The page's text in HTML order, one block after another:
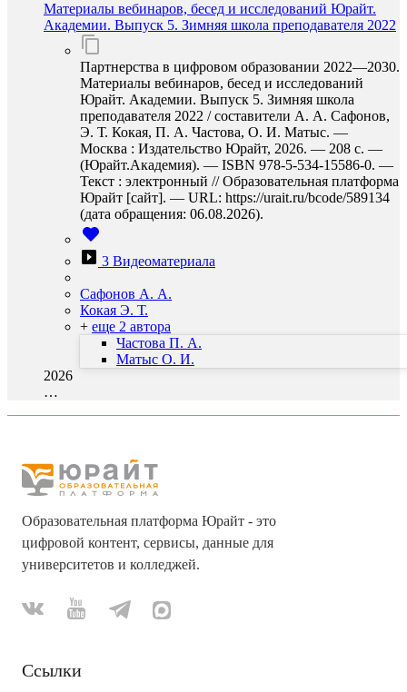
Материалы вебинаров, бесед и исследований Юрайт.
Академии. Выпуск 5. Зимняя школа преподавателя 2022
Партнерства в цифровом образовании 2022—2030.
Материалы вебинаров, бесед и исследований
Юрайт. Академии. Выпуск 5. Зимняя школа
преподавателя 2022 / составители А. А. Сафонов,
Э. Т. Кокая, П. А. Частова, О. И. Матыс. —
Москва : Издательство Юрайт, 2026. — 208 с. —
(Юрайт.Академия). — ISBN 978-5-534-15586-0. —
Текст : электронный // Образовательная платформа
Юрайт [сайт]. — URL: https://urait.ru/bcode/589134
(дата обращения: 06.08.2026).
3 Видеоматериала
Сафонов А. А.
Кокая Э. Т.
+ еще 2 автора
Частова П. А.
Матыс О. И.
2026
…
Образовательная платформа Юрайт - это
цифровой контент, сервисы, данные для
университетов и колледжей.
Ссылки